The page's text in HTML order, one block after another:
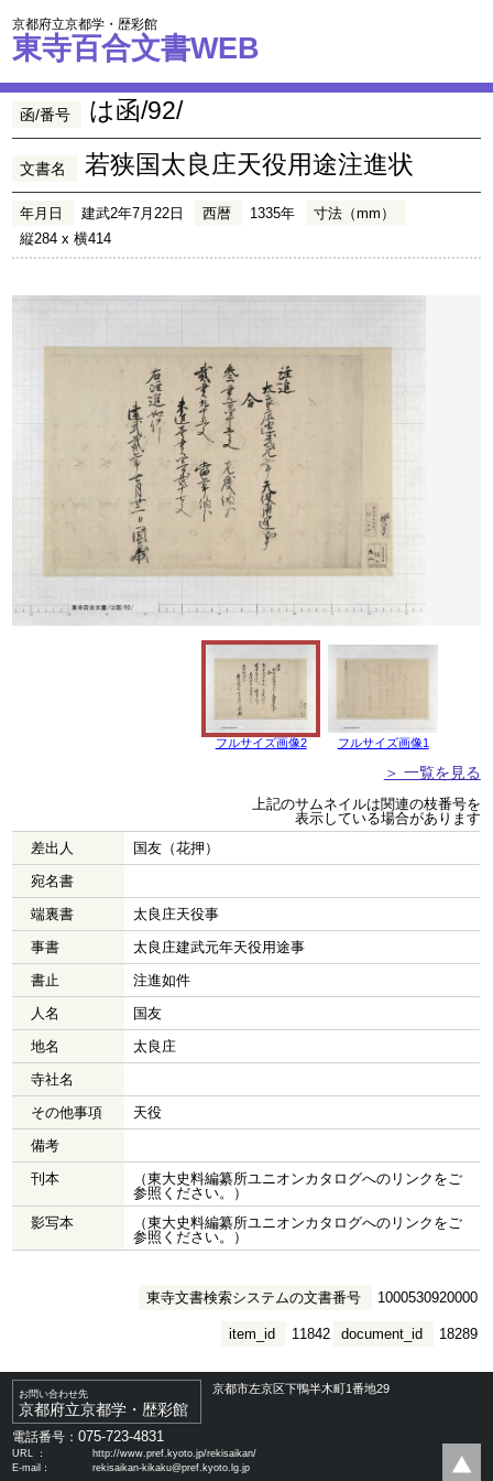
京都府立京都学・歴彩館
東寺百合文書WEB
函/番号 は函/92/
文書名 若狭国太良庄天役用途注進状
年月日 建武2年7月22日 西暦 1335年
寸法（mm）
縦284 x 横414
フルサイズ画像2 フルサイズ画像1
＞ 一覧を見る
上記のサムネイルは関連の枝番号を
表示している場合があります
差出人
国友（花押）
宛名書
端裏書
太良庄天役事
事書
太良庄建武元年天役用途事
書止
注進如件
人名
国友
地名
太良庄
寺社名
その他事項
天役
備考
刊本
（東大史料編纂所ユニオンカタログへのリンクをご
参照ください。）
影写本
（東大史料編纂所ユニオンカタログへのリンクをご
参照ください。）
東寺文書検索システムの文書番号 1000530920000
document_id 18289
item_id 11842
お問い合わせ先
京都府立京都学・歴彩館
京都市左京区下鴨半木町1番地29
電話番号：075-723-4831
URL ：
http://www.pref.kyoto.jp/rekisaikan/
E-mail：
rekisaikan-kikaku@pref.kyoto.lg.jp